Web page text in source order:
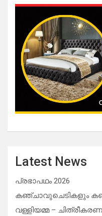
Latest News
പ്രഭാപഥം 2026
കഞ്ചാവുചെടികളും
വള്ളിയമ്മ –